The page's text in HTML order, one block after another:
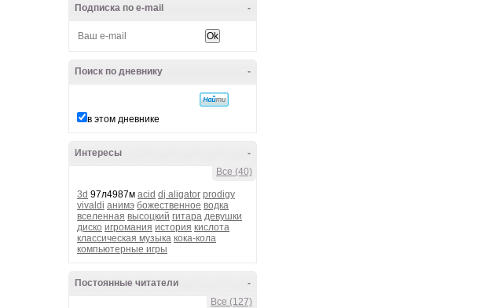
-
Подписка по e-mail
-
Поиск по дневнику
в этом дневнике
-
Интересы
Все (40)
3d 97л4987м acid dj aligator prodigy
vivaldi анимэ божественное водка
вселенная высоцкий гитара девушки
диско игромания история кислота
классическая музыка кока-кола
компьютерные игры
-
Постоянные читатели
Все (127)